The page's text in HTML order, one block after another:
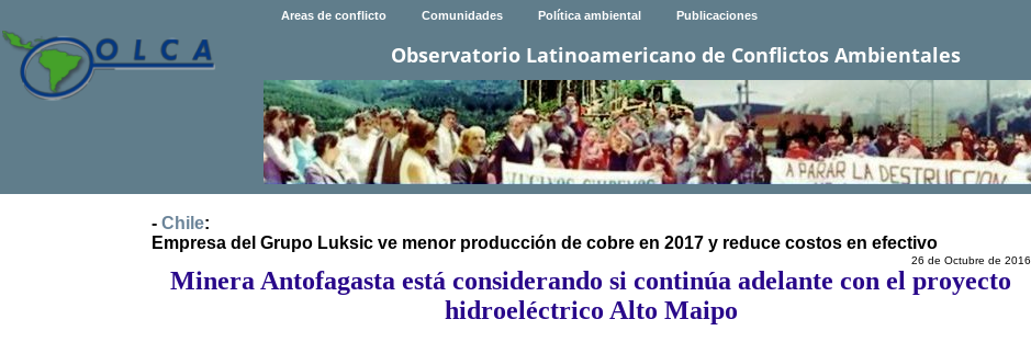
Areas de conflicto Comunidades Política ambiental Publicaciones
Observatorio Latinoamericano de Conflictos Ambientales
- Chile:
Empresa del Grupo Luksic ve menor producción de cobre en 2017 y reduce costos en efectivo
26 de Octubre de 2016
Minera Antofagasta está considerando si continúa adelante con el proyecto
hidroeléctrico Alto Maipo